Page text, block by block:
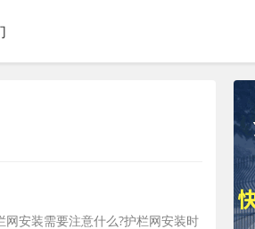
安装需要注意什么?护栏网安装时